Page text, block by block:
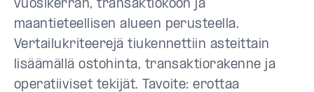
vuosikerran, transaktiokoon ja
maantieteellisen alueen perusteella.
Vertailukriteerejä tiukennettiin asteittain
lisäämällä ostohinta, transaktiorakenne ja
operatiiviset tekijät. Tavoite: erottaa